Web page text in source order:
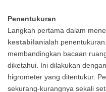
Penentukuran
Langkah pertama dalam
kestabilanialah
membandingkan bacaan
diketahui. Ini dilakukan
higrometer yang ditentukur.
sekurang-kurangnya sekali